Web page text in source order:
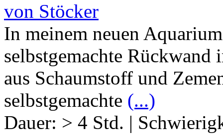
von Stöcker
In meinem neuen
selbstgemachte Rückwand
aus Schaumstoff und
selbstgemachte (...)
Dauer: > 4 Std. |